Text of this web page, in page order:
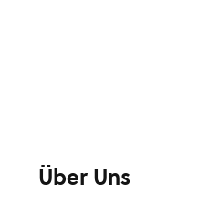
Über Uns